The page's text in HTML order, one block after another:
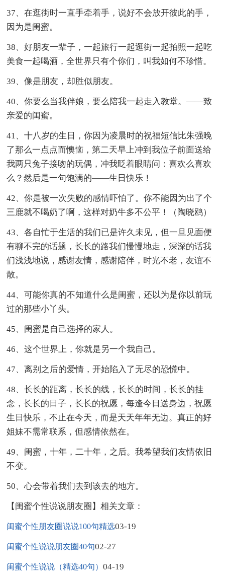
37、在逛街时一直手牵着手，说好不会放开彼此的手，
因为是闺蜜。
38、好朋友一辈子，一起旅行一起逛街一起拍照一起吃
美食一起喝酒，全世界只有个你们，叫我如何不珍惜。
39、像是朋友，却胜似朋友。
40、你要么当我伴娘，要么陪我一起走入教堂。——致
亲爱的闺蜜。
41、十八岁的生日，你因为凌晨时的祝福短信比朱强晚
了那么一点点而懊恼，第二天早上冲到我位子前面送给
我两只兔子接吻的玩偶，冲我眨着眼睛问：喜欢么喜欢
么？然后是一句饱满的——生日快乐！
42、你是被一次失败的感情吓怕了。你不能因为出了个
三鹿就不喝奶了啊，这样对奶牛多不公平！（陶晓鸥）
43、各自忙于生活的我们已是许久未见，但一旦见面便
有聊不完的话题，长长的路我们慢慢地走，深深的话我
们浅浅地说，感谢友情，感谢陪伴，时光不老，友谊不
散。
44、可能你真的不知道什么是闺蜜，还以为是你以前玩
过的那些小丫头。
45、闺蜜是自己选择的家人。
46、这个世界上，你就是另一个我自己。
47、离别之后的爱情，开始陷入了无尽的恐慌中。
48、长长的距离，长长的线，长长的时间，长长的挂
念，长长的日子，长长的祝愿，每逢今日送身边，祝愿
生日快乐，不止在今天，而是天天年年无边。真正的好
姐妹不需常联系，但感情依然在。
49、闺蜜，十年，二十年，之后。我希望我们友情依旧
不变。
50、心会带着我们去到该去的地方。
【闺蜜个性说说朋友圈】相关文章：
闺蜜个性朋友圈说说100句精选03-19
闺蜜个性说说朋友圈40句02-27
闺蜜个性说说（精选40句）04-19